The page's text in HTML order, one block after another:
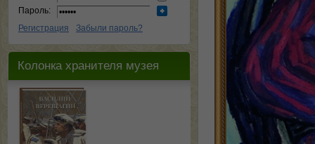
Пароль:
Регистрация
Забыли пароль?
Колонка хранителя музея